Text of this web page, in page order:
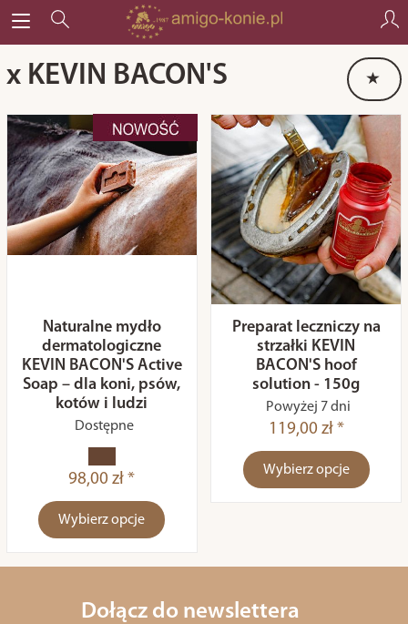
x KEVIN BACON'S
Naturalne mydło
dermatologiczne
KEVIN BACON'S Active
Soap – dla koni, psów,
kotów i ludzi
Dostępne
98,00 zł *
Wybierz opcje
Preparat leczniczy na
strzałki KEVIN
BACON'S hoof
solution - 150g
Powyżej 7 dni
119,00 zł *
Wybierz opcje
Dołącz do newslettera